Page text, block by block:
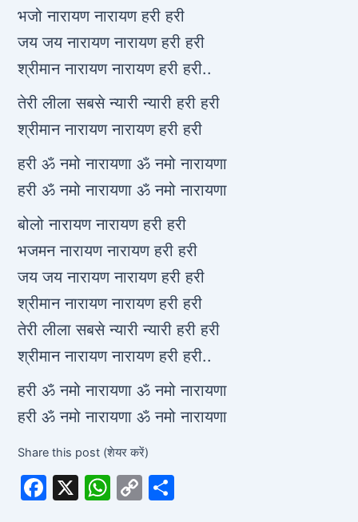
भजो नारायण नारायण हरी हरी
जय जय नारायण नारायण हरी हरी
श्रीमान नारायण नारायण हरी हरी..
तेरी लीला सबसे न्यारी न्यारी हरी हरी
श्रीमान नारायण नारायण हरी हरी
हरी ॐ नमो नारायणा ॐ नमो नारायणा
हरी ॐ नमो नारायणा ॐ नमो नारायणा
बोलो नारायण नारायण हरी हरी
भजमन नारायण नारायण हरी हरी
जय जय नारायण नारायण हरी हरी
श्रीमान नारायण नारायण हरी हरी
तेरी लीला सबसे न्यारी न्यारी हरी हरी
श्रीमान नारायण नारायण हरी हरी..
हरी ॐ नमो नारायणा ॐ नमो नारायणा
हरी ॐ नमो नारायणा ॐ नमो नारायणा
Share this post (शेयर करें)
F
X
W C